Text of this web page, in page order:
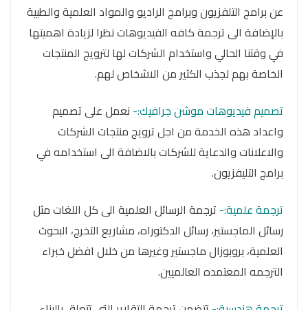
عن برامج التلفزيون وبرامج الراديو والمواد العلمية والطبية
بالإضافة الى ترجمة كافه الفيديوهات نظرا لزيادة اهميتها
في وقتنا الحالي واستخدام الشركات لها لترويج المنتجات
الخاصة بهم لجذب الكثير من الاشخاص لهم.
تصميم فيديوهات موشن جرافيك:- نعمل على تصميم
واعداد هذه الخدمة من اجل ترويج منتجات الشركات
والاعلانات والدعاية للشركات بالاضافة الى استخدامه في
برامج التليفزيون.
ترجمة علمية:- ترجمة الرسائل العلمية الى كل اللغات مثل
رسائل الماجستير، رسائل الدكتوراه، مشاريع التخرج، البحوث
العلمية، بروبوزال ماجستير وغيرها من خلال افضل خبراء
الترجمه المعتمده العالميين.